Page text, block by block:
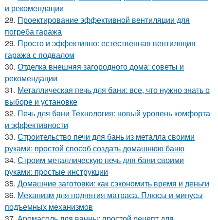
и рекомендации
28. Проектирование эффективной вентиляции для
погреба гаража
29. Просто и эффективно: естественная вентиляция
гаража с подвалом
30. Отделка внешняя загородного дома: советы и
рекомендации
31. Металлическая печь для бани: все, что нужно знать о
выборе и установке
32. Печь для бани Технология: новый уровень комфорта
и эффективности
33. Строительство печи для бань из металла своими
руками: простой способ создать домашнюю баню
34. Строим металлическую печь для бани своими
руками: простые инструкции
35. Домашние заготовки: как сэкономить время и деньги
36. Механизм для поднятия матраса. Плюсы и минусы
подъемных механизмов